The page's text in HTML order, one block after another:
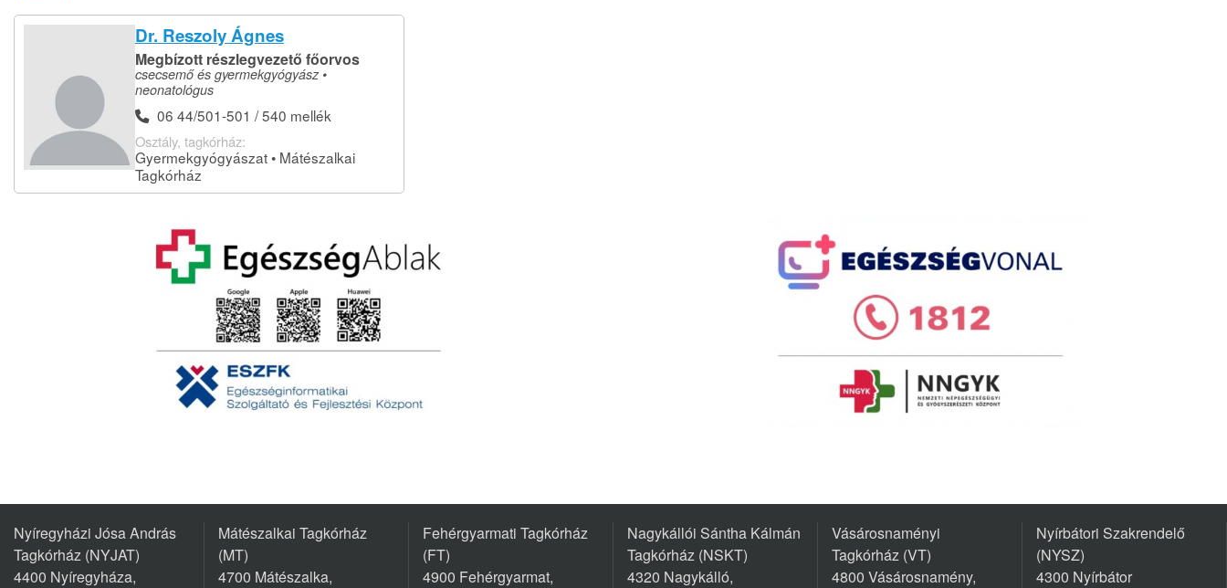
Dr. Reszoly Ágnes
Megbízott részlegvezető főorvos
csecsemő és gyermekgyógyász •
neonatológus
06 44/501-501 / 540 mellék
Osztály, tagkórház:
Gyermekgyógyászat • Mátészalkai
Tagkórház
Nyíregyházi Jósa András
Tagkórház (NYJAT)
4400 Nyíregyháza,
Mátészalkai Tagkórház
(MT)
4700 Mátészalka,
Fehérgyarmati Tagkórház
(FT)
4900 Fehérgyarmat,
Nagykállói Sántha Kálmán
Tagkórház (NSKT)
4320 Nagykálló,
Vásárosnaményi
Tagkórház (VT)
4800 Vásárosnamény,
Nyírbátori Szakrendelő
(NYSZ)
4300 Nyírbátor